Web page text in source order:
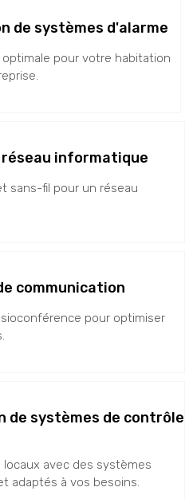
de systèmes d'alarme
pour votre habitation
réseau informatique
sans-fil pour un réseau
communication
pour optimiser
de systèmes de contrôle
locaux avec des systèmes
adaptés à vos besoins.